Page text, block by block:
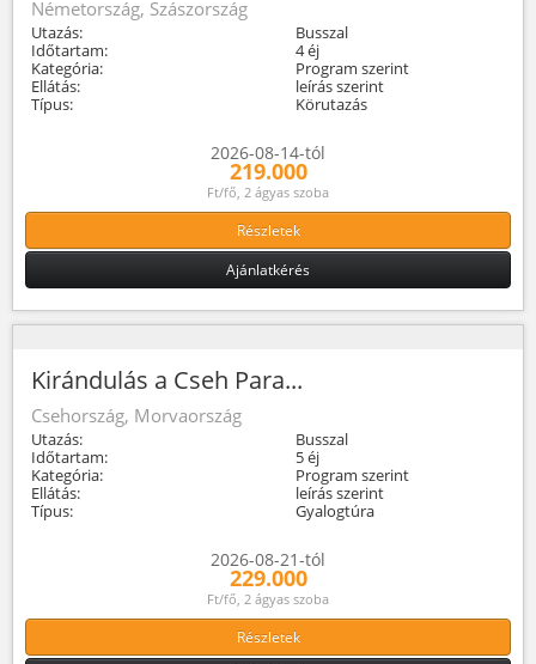
Németország, Szászország
Utazás:
Busszal
Időtartam:
4 éj
Kategória:
Program szerint
Ellátás:
leírás szerint
Típus:
Körutazás
2026-08-14-tól
219.000
Ft/fő, 2 ágyas szoba
Részletek
Ajánlatkérés
Kirándulás a Cseh Para...
Csehország, Morvaország
Utazás:
Busszal
Időtartam:
5 éj
Kategória:
Program szerint
Ellátás:
leírás szerint
Típus:
Gyalogtúra
2026-08-21-tól
229.000
Ft/fő, 2 ágyas szoba
Részletek